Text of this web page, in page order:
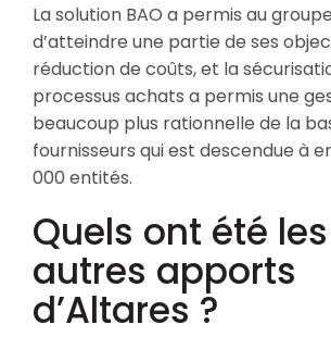
La solution BAO a permis au
d’atteindre une partie de ses
réduction de coûts, et la
processus achats a permis une
beaucoup plus rationnelle de la
fournisseurs qui est descendue à
000 entités.
Quels ont été les
autres apports
d’Altares ?